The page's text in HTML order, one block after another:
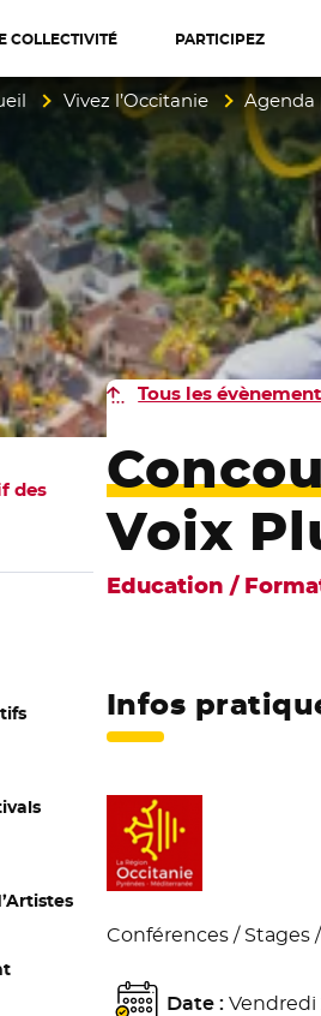
/ Pyrénées-Méditerranée
COLLECTIVITÉ PARTICIPEZ
Vivez l’Occitanie Agenda
des
Tous les
Voix
Education /
Infos
Conférences / Stages
Date :Vendredi